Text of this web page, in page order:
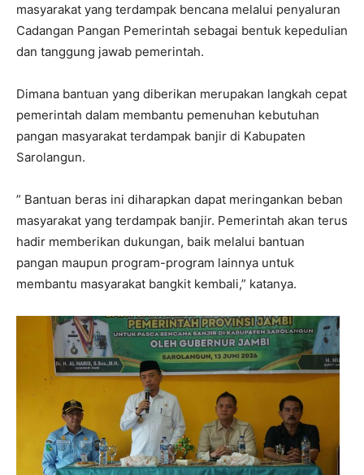
masyarakat yang terdampak bencana melalui penyaluran
Cadangan Pangan Pemerintah sebagai bentuk kepedulian
dan tanggung jawab pemerintah.
Dimana bantuan yang diberikan merupakan langkah cepat
pemerintah dalam membantu pemenuhan kebutuhan
pangan masyarakat terdampak banjir di Kabupaten
Sarolangun.
” Bantuan beras ini diharapkan dapat meringankan beban
masyarakat yang terdampak banjir. Pemerintah akan terus
hadir memberikan dukungan, baik melalui bantuan
pangan maupun program-program lainnya untuk
membantu masyarakat bangkit kembali,” katanya.